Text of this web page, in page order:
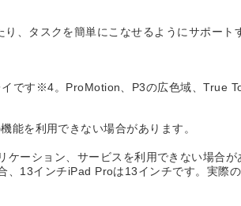
、タスクを簡単にこなせるようにサポー
です※4。ProMotion、P3の広色域、True
を利用できない場合があります。
ーション、サービスを利用できない場合が
13インチiPad Proは13インチです。実際